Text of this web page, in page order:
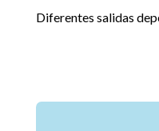
Diferentes salidas